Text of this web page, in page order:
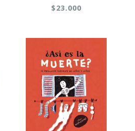
$23.000